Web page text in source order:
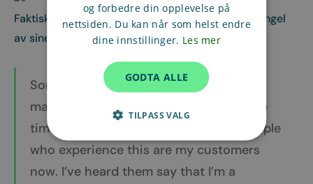
Faktisk har Daria blitt omtalt som en reddende engel
av sine kunder.
Sometimes it might be challenging to
manage everything in your life and have
time left for essential chores. Many people
who experience this are my customers
now. I’ve heard them say that I’m a
og forbedre din opplevelse på
nettsiden. Du kan når som helst endre
dine innstillinger. Les mer
GODTA ALLE
TILPASS VALG